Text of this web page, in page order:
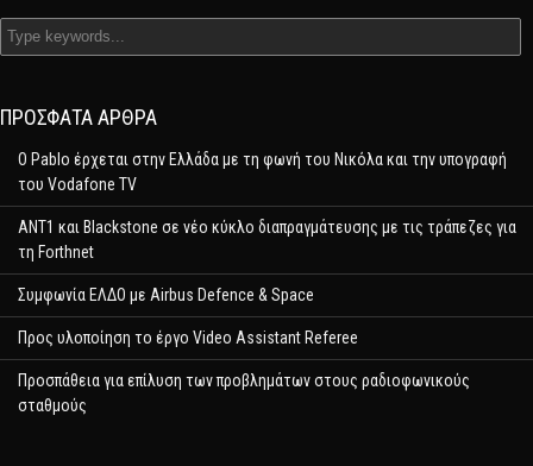
ΠΡΌΣΦΑΤΑ ΆΡΘΡΑ
Ο Pablo έρχεται στην Ελλάδα με τη φωνή του Νικόλα και την υπογραφή
του Vodafone TV
ΑΝΤ1 και Blackstone σε νέο κύκλο διαπραγμάτευσης με τις τράπεζες για
τη Forthnet
Συμφωνία ΕΛΔΟ με Airbus Defence & Space
Προς υλοποίηση το έργο Video Assistant Referee
Προσπάθεια για επίλυση των προβλημάτων στους ραδιοφωνικούς
σταθμούς